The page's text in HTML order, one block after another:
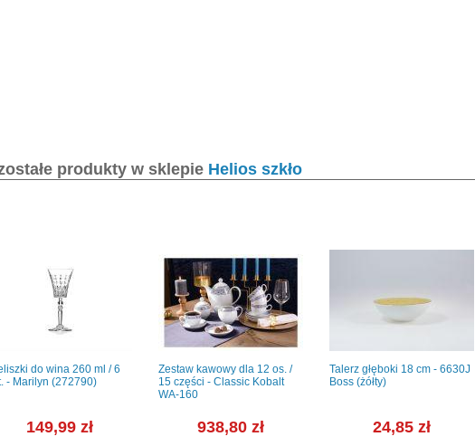
produkty w sklepie Helios szkło
do wina 260 ml / 6
- Marilyn (272790)
149,99 zł
Zestaw kawowy dla 12 os. /
15 części - Classic Kobalt
WA-160
938,80 zł
Talerz głęboki 18 cm - 6630J
Boss (żółty)
24,85 zł